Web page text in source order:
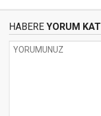
HABERE YORUM KAT